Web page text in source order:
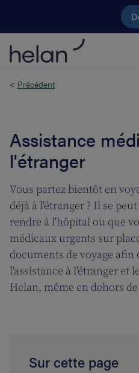
Aller au
< Précédent
Assistance
l'étranger
Vous partez bientôt en
déjà à l'étranger ? Il se
rendre à l'hôpital ou que
médicaux urgents sur
documents de voyage
l'assistance à l'étranger et
Helan, même en dehors
Sur cette page